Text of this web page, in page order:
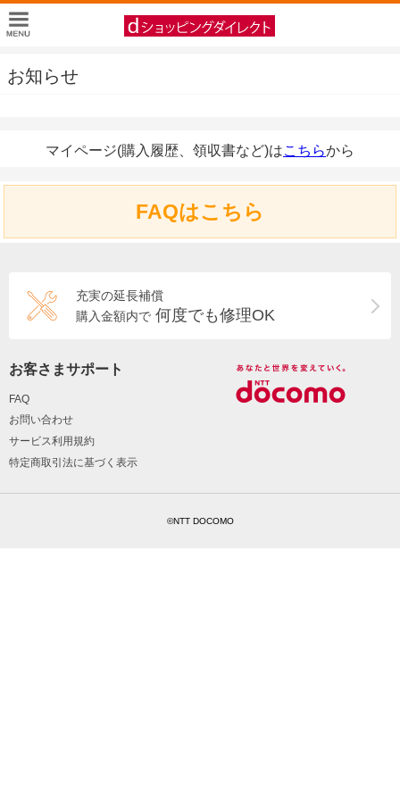
お知らせ
マイページ(購入履歴、領収書など)はこちらから
FAQはこちら
充実の延長補償
購入金額内で 何度でも修理OK
お客さまサポート
FAQ
お問い合わせ
サービス利用規約
特定商取引法に基づく表示
©NTT DOCOMO